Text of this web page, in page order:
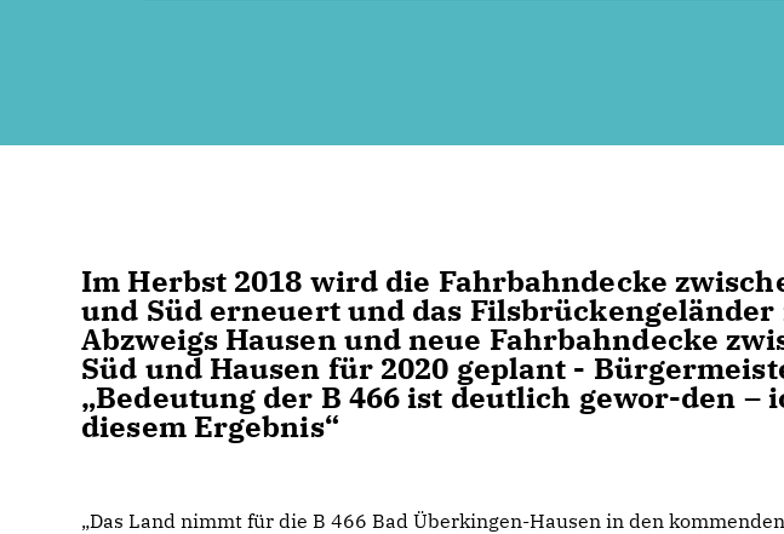
Im Herbst 2018 wird die Fahrbahndecke
und Süd erneuert und das
Abzweigs Hausen und neue Fahrbahndecke
Süd und Hausen für 2020 geplant -
Bedeutung der B 466 ist deutlich gewor-den –
diesem Ergebnis“
Das Land nimmt für die B 466 Bad Überkingen-Hausen in den